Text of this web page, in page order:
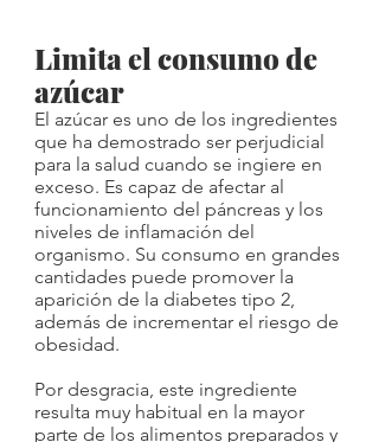
Limita el consumo de
azúcar
El azúcar es uno de los ingredientes
que ha demostrado ser perjudicial
para la salud cuando se ingiere en
exceso. Es capaz de afectar al
funcionamiento del páncreas y los
niveles de inflamación del
organismo. Su consumo en grandes
cantidades puede promover la
aparición de la diabetes tipo 2,
además de incrementar el riesgo de
obesidad.
Por desgracia, este ingrediente
resulta muy habitual en la mayor
parte de los alimentos preparados y